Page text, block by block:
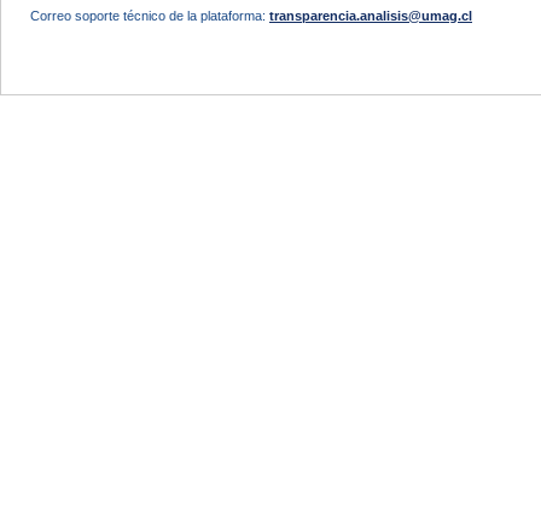
Correo soporte técnico de la plataforma: transparencia.analisis@umag.cl